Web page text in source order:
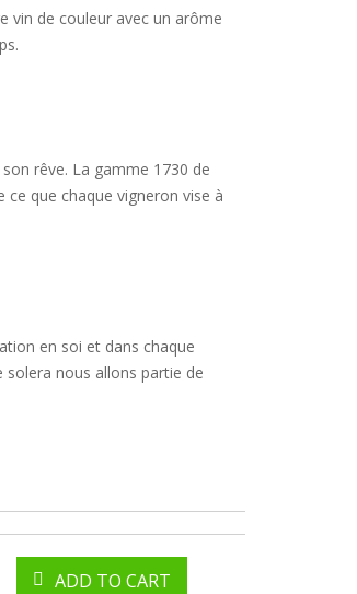
vin de couleur avec un arôme
rêve. La gamme 1730 de
que chaque vigneron vise à
en soi et dans chaque
solera nous allons partie de
ADD TO CART